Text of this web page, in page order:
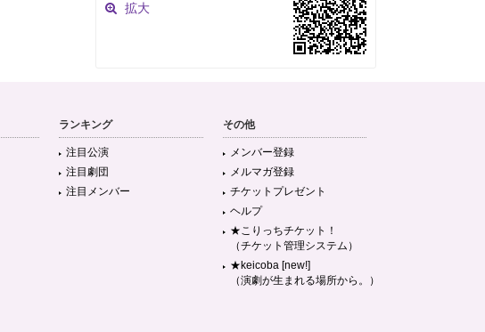
拡大
ランキング
注目公演
注目劇団
注目メンバー
その他
メンバー登録
メルマガ登録
チケットプレゼント
ヘルプ
★こりっちチケット！
（チケット管理システム）
★keicoba [new!]
（演劇が生まれる場所から。）